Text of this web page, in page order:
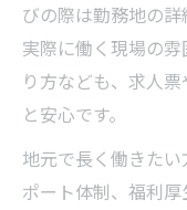
びの際は勤務地の詳
実際に働く現場の
り方なども、求人
と安心です。
地元で長く働きた
ポート体制、福利